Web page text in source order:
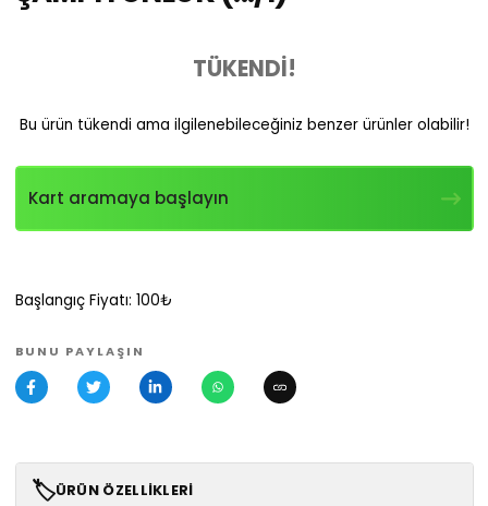
TÜKENDİ!
Bu ürün tükendi ama ilgilenebileceğiniz benzer ürünler olabilir!
Kart aramaya başlayın
Başlangıç Fiyatı: 100₺
BUNU PAYLAŞIN
🏷️ÜRÜN ÖZELLIKLERI